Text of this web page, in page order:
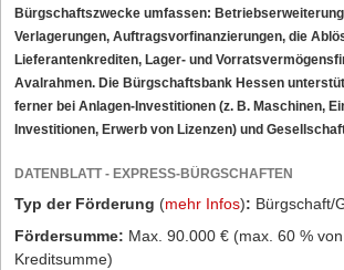
Bürgschaftszwecke umfassen:
Verlagerungen, Auftragsvorfinanzierungen, die
Lieferantenkrediten, Lager- und
Avalrahmen. Die Bürgschaftsbank Hessen
ferner bei Anlagen-Investitionen (z. B. Maschinen,
Investitionen, Erwerb von Lizenzen) und
DATENBLATT - EXPRESS-BÜRGSCHAFTEN
Typ der Förderung (mehr Infos): Bürgschaft/
Fördersumme: Max. 90.000 € (max. 60 %
Kreditsumme)